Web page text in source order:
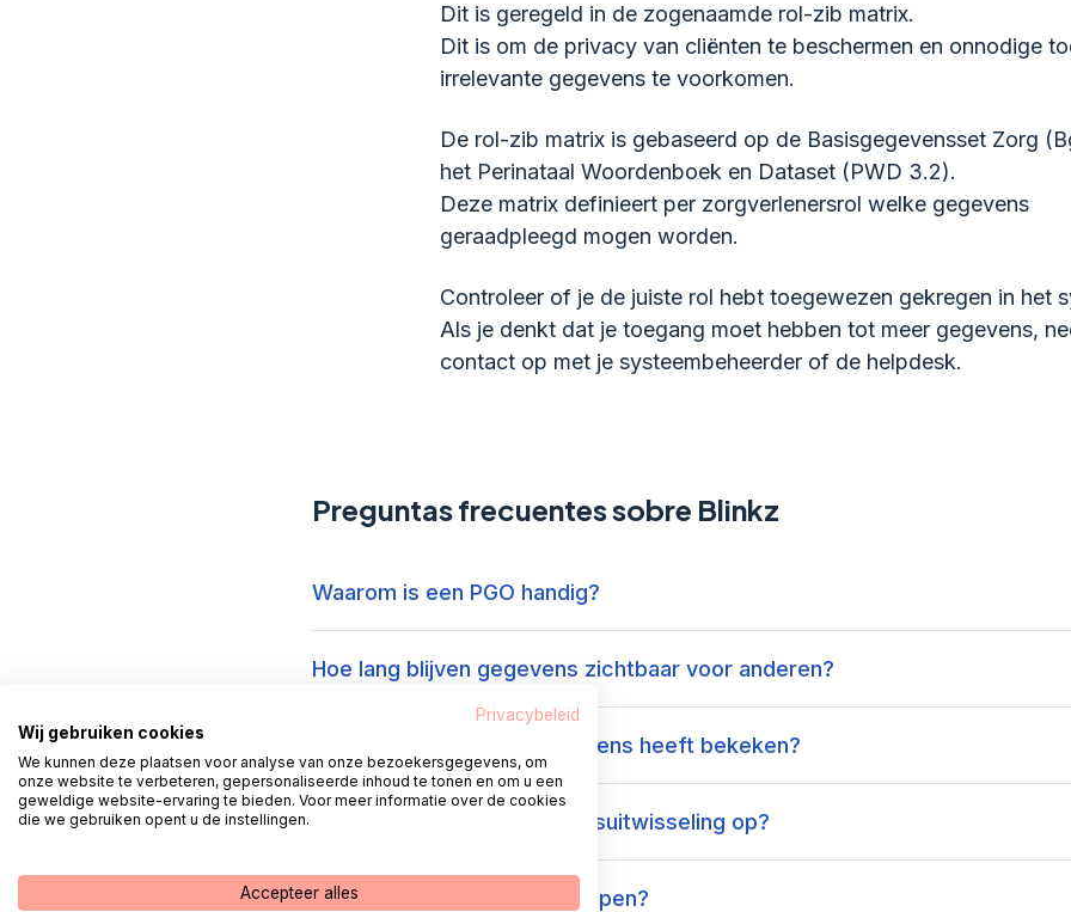
Dit is geregeld in de zogenaamde rol-zib matrix.
Dit is om de privacy van cliënten te beschermen en onnodige
irrelevante gegevens te voorkomen.
De rol-zib matrix is gebaseerd op de Basisgegevensset Zorg
het Perinataal Woordenboek en Dataset (PWD 3.2).
Deze matrix definieert per zorgverlenersrol welke gegevens
geraadpleegd mogen worden.
Controleer of je de juiste rol hebt toegewezen gekregen in het
Als je denkt dat je toegang moet hebben tot meer gegevens,
contact op met je systeembeheerder of de helpdesk.
Preguntas frecuentes sobre Blinkz
Waarom is een PGO handig?
Hoe lang blijven gegevens zichtbaar voor anderen?
Kan ik inzien wie mijn gegevens heeft bekeken?
Wat levert digitale gegevensuitwisseling op?
Wat zijn eindgebruikersgroepen?
Privacybeleid
Wij gebruiken cookies
We kunnen deze plaatsen voor analyse van onze bezoekersgegevens, om
onze website te verbeteren, gepersonaliseerde inhoud te tonen en om u een
geweldige website-ervaring te bieden. Voor meer informatie over de cookies
die we gebruiken opent u de instellingen.
Accepteer alles